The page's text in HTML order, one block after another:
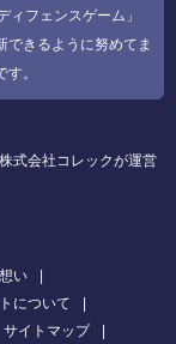
フェンスゲーム」
できるように努めてま
。
式会社コレックが運営
い
について
サイトマップ